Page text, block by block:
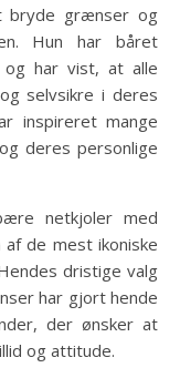
bryde grænser og
Hun har båret
har vist, at alle
selvsikre i deres
inspireret mange
deres personlige
netkjoler med
de mest ikoniske
dristige valg
har gjort hende
der ønsker at
og attitude.